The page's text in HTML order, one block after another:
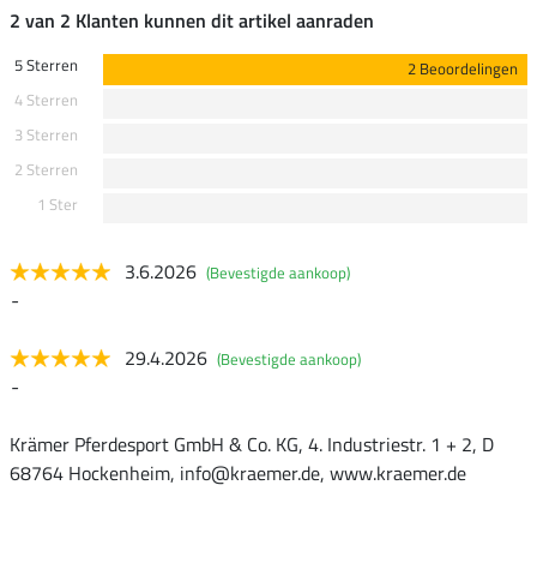
2 van 2 Klanten kunnen dit artikel aanraden
5 Sterren
2 Beoordelingen
4 Sterren
3 Sterren
2 Sterren
1 Ster
3.6.2026 (Bevestigde aankoop)
-
29.4.2026 (Bevestigde aankoop)
-
Krämer Pferdesport GmbH & Co. KG, 4. Industriestr. 1 + 2, D
68764 Hockenheim, info@kraemer.de, www.kraemer.de